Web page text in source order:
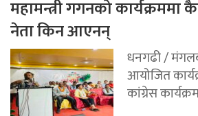
महामन्त्री गगनको कार्यक्रममा
नेता किन आएनन्
धनगढी /
आयोजित
कांग्रेस